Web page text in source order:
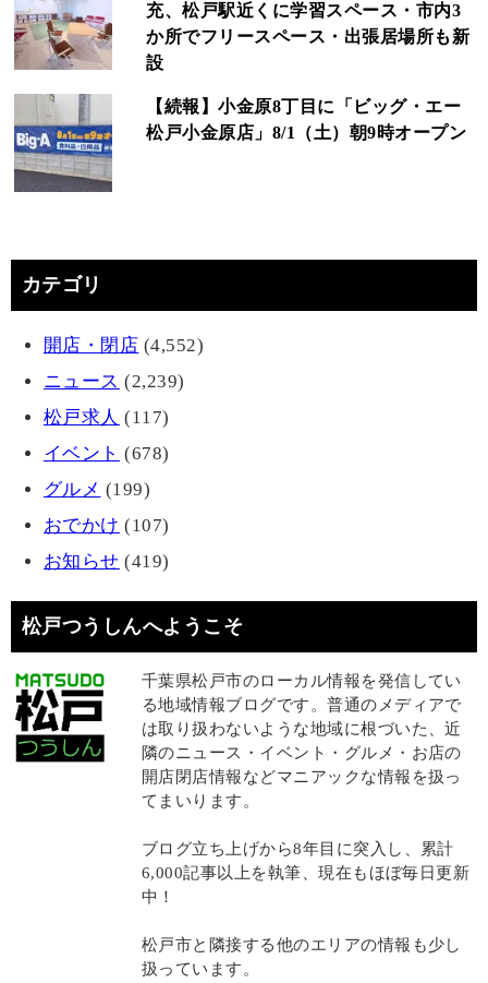
充、松戸駅近くに学習スペース・市内3
か所でフリースペース・出張居場所も新
設
【続報】小金原8丁目に「ビッグ・エー
松戸小金原店」8/1（土）朝9時オープン
カテゴリ
開店・閉店 (4,552)
ニュース (2,239)
松戸求人 (117)
イベント (678)
グルメ (199)
おでかけ (107)
お知らせ (419)
松戸つうしんへようこそ
千葉県松戸市のローカル情報を発信してい
る地域情報ブログです。普通のメディアで
は取り扱わないような地域に根づいた、近
隣のニュース・イベント・グルメ・お店の
開店閉店情報などマニアックな情報を扱っ
てまいります。
ブログ立ち上げから8年目に突入し、累計
6,000記事以上を執筆、現在もほぼ毎日更新
中！
松戸市と隣接する他のエリアの情報も少し
扱っています。